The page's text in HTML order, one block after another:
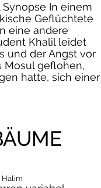
In einem
Geflüchtete
eine andere
Khalil leidet
und der Angst vor
Mosul geflohen,
hatte, sich einer
Halim